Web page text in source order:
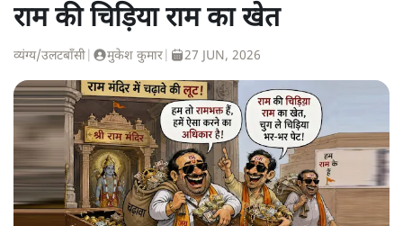
राम की चिड़िया राम का खेत
व्यंग्य/उलटबाँसी मुकेश कुमार 27 JUN, 2026